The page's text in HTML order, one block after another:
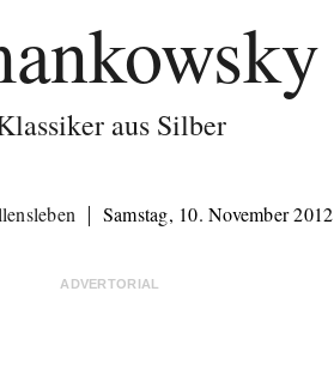
aus Silber
Samstag, 10. November 2012
ADVERTORIAL